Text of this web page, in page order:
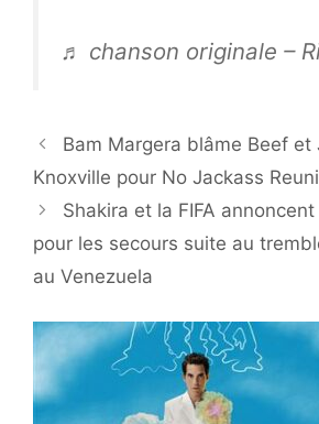
♬ chanson originale –
Bam Margera blâme Beef et
Knoxville pour No Jackass
Shakira et la FIFA
pour les secours suite au
au Venezuela